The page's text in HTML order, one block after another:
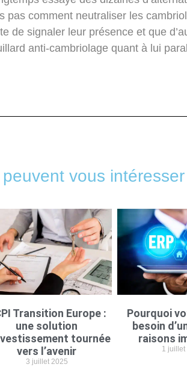
pas comment neutraliser les
de signaler leur présence et que
anti-cambriolage quant à lui
vous intéresser
Transition Europe :
une solution
tournée
vers l’avenir
3 juillet 2025
Pourquoi
besoin
raisons
1 juillet